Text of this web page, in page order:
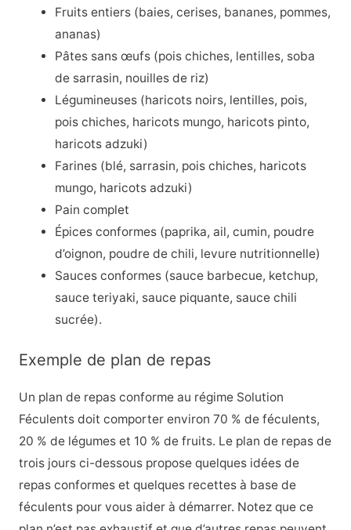
Fruits entiers (baies, cerises, bananes, pommes,
ananas)
Pâtes sans œufs (pois chiches, lentilles, soba
de sarrasin, nouilles de riz)
Légumineuses (haricots noirs, lentilles, pois,
pois chiches, haricots mungo, haricots pinto,
haricots adzuki)
Farines (blé, sarrasin, pois chiches, haricots
mungo, haricots adzuki)
Pain complet
Épices conformes (paprika, ail, cumin, poudre
d’oignon, poudre de chili, levure nutritionnelle)
Sauces conformes (sauce barbecue, ketchup,
sauce teriyaki, sauce piquante, sauce chili
sucrée).
Exemple de plan de repas
Un plan de repas conforme au régime Solution
Féculents doit comporter environ 70 % de féculents,
20 % de légumes et 10 % de fruits. Le plan de repas de
trois jours ci-dessous propose quelques idées de
repas conformes et quelques recettes à base de
féculents pour vous aider à démarrer. Notez que ce